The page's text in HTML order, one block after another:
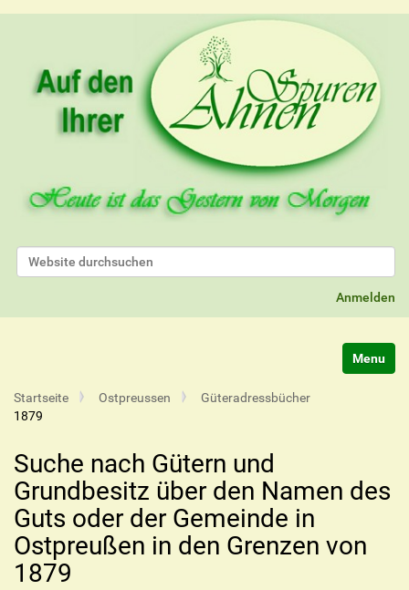
Website durchsuchen
Anmelden
Startseite Ostpreussen
Güteradressbücher
1879
Suche nach Gütern und
Grundbesitz über den Namen des
Guts oder der Gemeinde in
Ostpreußen in den Grenzen von
1879